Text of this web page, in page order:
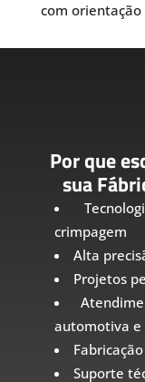
com orientação
Por que
sua
crimpagem
Alta
Projetos
automotiva e
Suporte